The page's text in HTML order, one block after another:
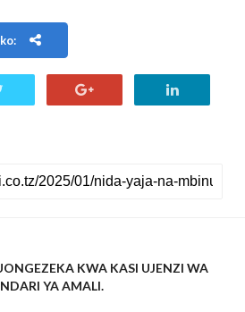
KWA KASI UJENZI WA
YA AMALI.